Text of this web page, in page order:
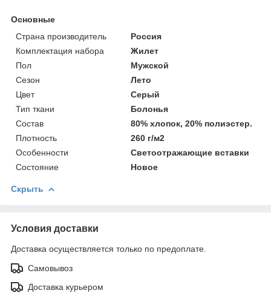
Основные
Страна производитель
Россия
Комплектация набора
Жилет
Пол
Мужской
Сезон
Лето
Цвет
Серый
Тип ткани
Болонья
Состав
80% хлопок, 20% полиэстер.
Плотность
260 г/м2
Особенности
Светоотражающие вставки
Состояние
Новое
Скрыть
Условия доставки
Доставка осуществляется только по предоплате.
Самовывоз
Доставка курьером